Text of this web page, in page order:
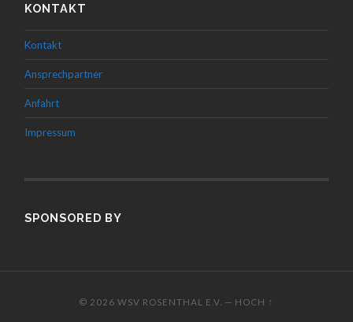
KONTAKT
Kontakt
Ansprechpartner
Anfahrt
Impressum
SPONSORED BY
© 2026WSV ROSENTHAL E.V. — HOCH ↑